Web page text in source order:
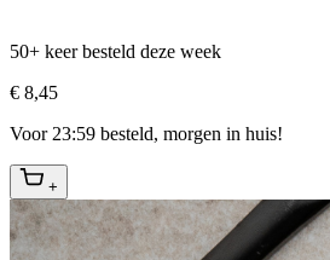
50+ keer besteld deze week
€ 8,45
Voor 23:59 besteld, morgen in huis!
+